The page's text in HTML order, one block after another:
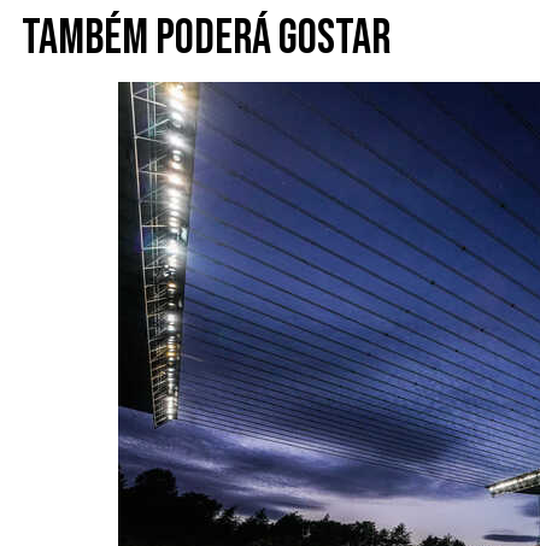
Também poderá gostar